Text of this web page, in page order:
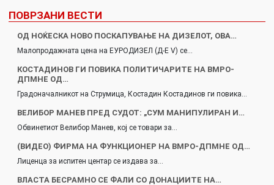
ПОВРЗАНИ ВЕСТИ
ОД НОЌЕСКА НОВО ПОСКАПУВАЊЕ НА ДИЗЕЛОТ, ОВА…
Малопродажнaта цена на ЕУРОДИЗЕЛ (Д-Е V) се…
КОСТАДИНОВ ГИ ПОВИКА ПОЛИТИЧАРИТЕ НА ВМРО-
ДПМНЕ ОД…
Градоначалникот на Струмица, Костадин Костадинов ги повика…
ВЕЛИБОР МАНЕВ ПРЕД СУДОТ: „СУМ МАНИПУЛИРАН И…
Обвинетиот Велибор Манев, кој се товари за…
(ВИДЕО) ФИРМА НА ФУНКЦИОНЕР НА ВМРО-ДПМНЕ ОД…
Лиценца за испитен центар се издава за…
ВЛАСТА БЕСРАМНО СЕ ФАЛИ СО ДОНАЦИИТЕ НА…